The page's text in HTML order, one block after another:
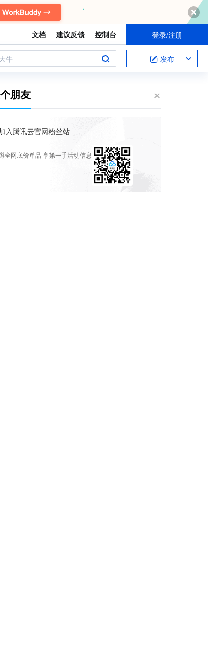
文档 建议反馈 控制台 登录/注册
牛 发布
朋友
入腾讯云官网粉丝站
全网底价单品 享第一手活动信息